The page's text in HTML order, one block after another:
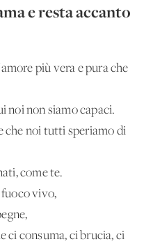
e resta accanto
più vera e pura che
noi non siamo capaci.
che noi tutti speriamo di
come te.
fuoco vivo,
ci consuma, ci brucia, ci